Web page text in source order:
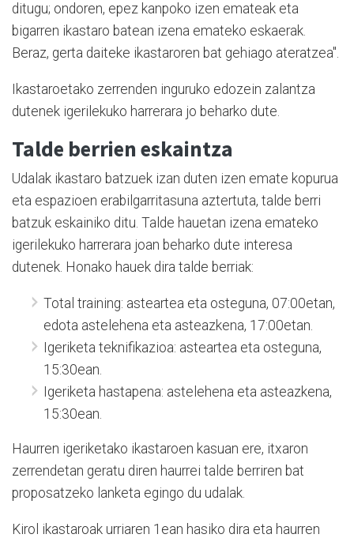
ditugu; ondoren, epez kanpoko izen emateak eta
bigarren ikastaro batean izena emateko eskaerak.
Beraz, gerta daiteke ikastaroren bat gehiago ateratzea".
Ikastaroetako zerrenden inguruko edozein zalantza
dutenek igerilekuko harrerara jo beharko dute.
Talde berrien eskaintza
Udalak ikastaro batzuek izan duten izen emate kopurua
eta espazioen erabilgarritasuna aztertuta, talde berri
batzuk eskainiko ditu. Talde hauetan izena emateko
igerilekuko harrerara joan beharko dute interesa
dutenek. Honako hauek dira talde berriak:
Total training: asteartea eta osteguna, 07:00etan,
edota astelehena eta asteazkena, 17:00etan.
Igeriketa teknifikazioa: asteartea eta osteguna,
15:30ean.
Igeriketa hastapena: astelehena eta asteazkena,
15:30ean.
Haurren igeriketako ikastaroen kasuan ere, itxaron
zerrendetan geratu diren haurrei talde berriren bat
proposatzeko lanketa egingo du udalak.
Kirol ikastaroak urriaren 1ean hasiko dira eta haurren